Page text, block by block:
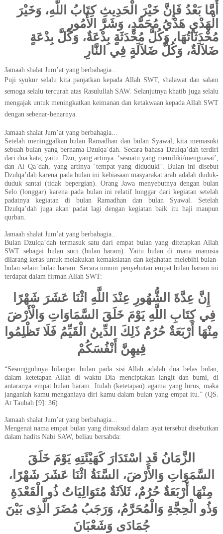
أَمَّا بَعْدُ فَإِنَّ خَيْرَ الْحَدِيثِ كِتَابُ اللَّهِ، وَخَيْرَ
الْهَدْيِ هَدْيُ مُحَمَّدٍ، وَشَرَّ الأُمُورِ
مُحْدَثَاتُهَا، وَكُلَّ مُحْدَثَةٍ بِدْعَةٌ، وَكُلَّ بِدْعَةٍ
ضَلاَلَةٌ،وَكُلُّ ضَلاَلَةٍ فِي النَّارِ
Jamaah shalat Jum’at yang berbahagia...
Puji syukur selalu kita panjatkan kepada Allah SWT, shalawat dan salam
semoga selalu tercurah atas Rasulullah SAW. Selanjutnya khatib juga selalu
mengajak untuk meningkatkan keimanan dan ketakwaan kepada Allah SWT
dengan sebenar-benarnya.
Jamaah shalat Jum’at yang berbahagia...
Setelah meninggalkan bulan Ramadhan dan bulan Syawal, kita memasuki
sebuah bulan yang bernama Dzulqa’dah. Secara bahasa Dzulqa’dah terdiri
dari dua kata, yaitu: Dzu, yang artinya: ‘sesuatu yang memiliki/menguasai’;
dan Al Qa’dah, yang artinya ‘tempat yang diduduki’ . Bulan ini disebut
Dzulqa’dah karena pada bulan ini kebiasaan masyarakat arab adalah duduk-
duduk santai (tidak bepergian). Orang Jawa menyebutnya dengan bulan
Selo (longgar) karena pada bulan ini relatif longgar dari kegiatan setelah
padatnya kegiatan di bulan Ramadhan dan bulan Syawal. Setelah
Dzulqa’dah juga akan padat lagi dengan kegiatan baik itu haji maupun
qurban.
Jamaah shalat Jum’at yang berbahagia...
Bulan Dzulqa’dah termasuk satu dari empat bulan yang ditetapkan Allah
SWT sebagai bulan suci (bulan haram). Yaitu bulan di mana manusia
dilarang keras untuk melakukan kemaksiatan dan kejahatan melebihi bulan-
bulan selain bulan haram. Secara umum penyebutan empat bulan haram ini
terdapat dalam firman Allah SWT:
إِنَّ عِدَّةَ الشُّهُورِ عِنْدَ اللَّهِ اثْنَا عَشَرَ شَهْرًا
فِي كِتَابِ اللَّهِ يَوْمَ خَلَقَ السَّمَاوَاتِ وَالْأَرْضَ
مِنْهَا أَرْبَعَةٌ حُرُمٌ ذَلِكَ الدِّينُ الْقَيِّمُ فَلَا تَظْلِمُوا
فِيهِنَّ أَنْفُسَكُمْ
“Sesungguhnya bilangan bulan pada sisi Allah adalah dua belas bulan,
dalam ketetapan Allah di waktu Dia menciptakan langit dan bumi, di
antaranya empat bulan haram. Itulah (ketetapan) agama yang lurus, maka
janganlah kamu menganiaya diri kamu dalam bulan yang empat itu .” (QS.
At Taubah [9]: 36)
Jamaah shalat Jum’at yang berbahagia...
Mengenai nama empat bulan yang dimaksud dalam ayat tersebut disebutkan
dalam hadits Nabi SAW, beliau bersabda:
الزَّمَانُ قَدِ اسْتَدَارَ كَهَيْئَتِهِ يَوْمَ خَلَقَ
السَّمَوَاتِ وَالأَرْضَ، السَّنَةُ اثْنَا عَشَرَ شَهْرًا،
مِنْهَا أَرْبَعَةٌ حُرُمٌ، ثَلاَثَةٌ مُتَوَالِيَاتٌ ذُو الْقَعْدَةِ
وَذُو الْحِجَّةِ وَالْمُحَرَّمُ، وَرَجَبُ مُضَرَ الَّذِى بَيْنَ
جُمَادَى وَشَعْبَانَ